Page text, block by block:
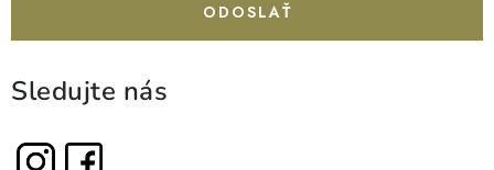
ODOSLAŤ
Sledujte nás